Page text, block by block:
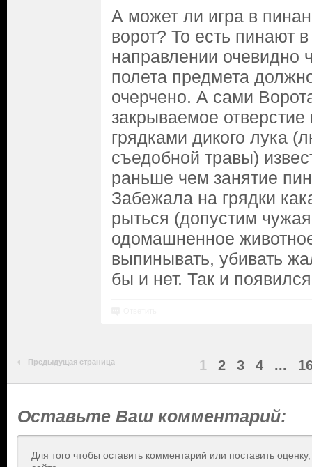
А может ли игра в
ворот? То есть пинают
направлении очевидно
полета предмета
очерчено. А сами
закрываемое отверстие
грядками дикого лука
съедобной травы)
раньше чем занятие
Забежала на грядки
рыться (допустим
одомашненное
выпинывать, убивать
бы и нет. Так и
Предыдущая страница 1 2 3 4 ...
Оставьте Ваш комментарий:
Для того чтобы оставить комментарий или поставить